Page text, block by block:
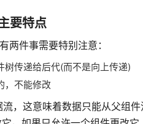
要特点
两件事需要特别注意：
树传递给后代(而不是向上传递)
，不能修改
，这意味着数据只能从父组